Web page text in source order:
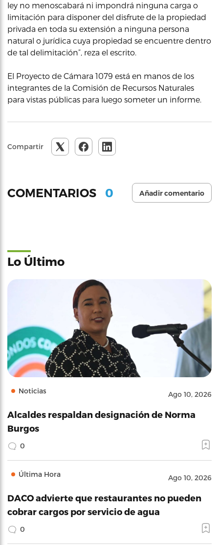
ley no menoscabará ni impondrá ninguna carga o
limitación para disponer del disfrute de la propiedad
privada en toda su extensión a ninguna persona
natural o jurídica cuya propiedad se encuentre dentro
de tal delimitación”, reza el escrito.
El Proyecto de Cámara 1079 está en manos de los
integrantes de la Comisión de Recursos Naturales
para vistas públicas para luego someter un informe.
Compartir
COMENTARIOS 0 Añadir comentario
Lo Último
Noticias Ago 10, 2026
Alcaldes respaldan designación de Norma
Burgos
0
Última Hora Ago 10, 2026
DACO advierte que restaurantes no pueden
cobrar cargos por servicio de agua
0